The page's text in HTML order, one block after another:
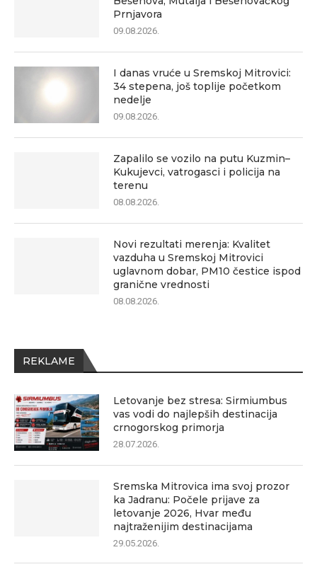
Prnjavora
09.08.2026.
I danas vruće u Sremskoj Mitrovici:
34 stepena, još toplije početkom
nedelje
09.08.2026.
Zapalilo se vozilo na putu Kuzmin–
Kukujevci, vatrogasci i policija na
terenu
08.08.2026.
Novi rezultati merenja: Kvalitet
vazduha u Sremskoj Mitrovici
uglavnom dobar, PM10 čestice ispod
granične vrednosti
08.08.2026.
REKLAME
Letovanje bez stresa: Sirmiumbus
vas vodi do najlepših destinacija
crnogorskog primorja
28.07.2026.
Sremska Mitrovica ima svoj prozor
ka Jadranu: Počele prijave za
letovanje 2026, Hvar među
najtraženijim destinacijama
29.05.2026.